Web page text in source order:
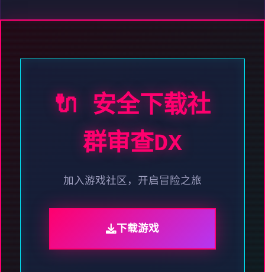
🔌 安全下载社
群审查DX
加入游戏社区，开启冒险之旅
下载游戏